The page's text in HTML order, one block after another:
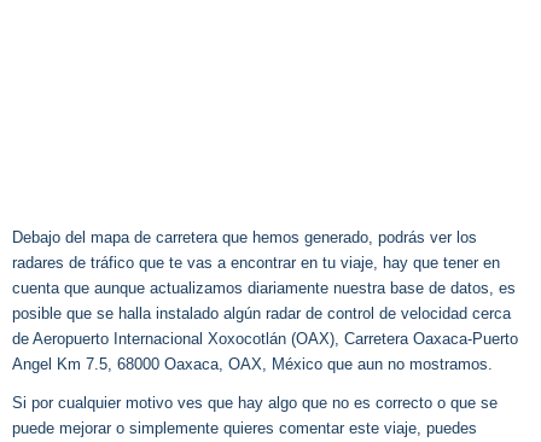
Debajo del mapa de carretera que hemos generado, podrás ver los
radares de tráfico que te vas a encontrar en tu viaje, hay que tener en
cuenta que aunque actualizamos diariamente nuestra base de datos, es
posible que se halla instalado algún radar de control de velocidad cerca
de Aeropuerto Internacional Xoxocotlán (OAX), Carretera Oaxaca-Puerto
Angel Km 7.5, 68000 Oaxaca, OAX, México que aun no mostramos.
Si por cualquier motivo ves que hay algo que no es correcto o que se
puede mejorar o simplemente quieres comentar este viaje, puedes